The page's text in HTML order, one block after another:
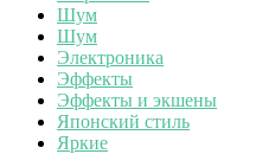
Шум
Шум
Электроника
Эффекты
Эффекты и экшены
Японский стиль
Яркие